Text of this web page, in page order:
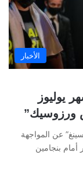
الأخبار
يوليوز
ورزوسيك”
عن المواجهة
أمام بنجامين